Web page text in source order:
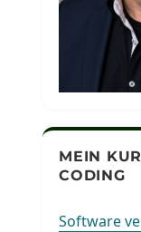
MEIN
CODING
Software